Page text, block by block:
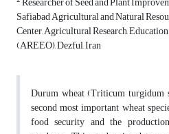
Safiabad Agricultural and Natural
Center, Agricultural Research,
(AREEO), Dezful, Iran
Durum wheat (Triticum turgidum
second most important wheat
food security and the